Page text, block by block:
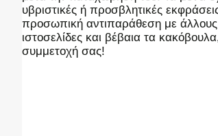
υβριστικές ή προσβλητικές
προσωπική αντιπαράθεση με άλλους
ιστοσελίδες και βέβαια τα
συμμετοχή σας!